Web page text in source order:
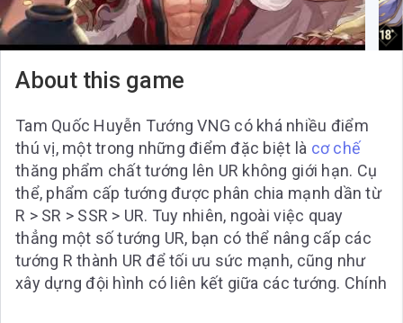
About this game
Tam Quốc Huyễn Tướng VNG có khá nhiều điểm
thú vị, một trong những điểm đặc biệt là cơ chế
thăng phẩm chất tướng lên UR không giới hạn. Cụ
thể, phẩm cấp tướng được phân chia mạnh dần từ
R > SR > SSR > UR. Tuy nhiên, ngoài việc quay
thẳng một số tướng UR, bạn có thể nâng cấp các
tướng R thành UR để tối ưu sức mạnh, cũng như
xây dựng đội hình có liên kết giữa các tướng. Chính